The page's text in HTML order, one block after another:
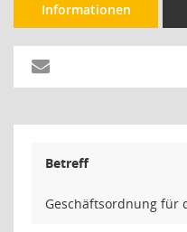
Informationen
Betreff
Geschäftsordnung für